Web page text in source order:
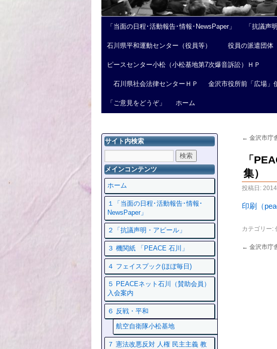
「当面の日程･活動報告･情報･NewsPaper」 「抗議声
石川県平和運動センター（役員等） 役員の派遣団体
ピースセンター小松（小松基地第7次爆音訴訟）ＨＰ
石川県社会法律センターＨＰ 金沢市役所前「広場」
「ご意見をどうぞ」 ホーム
← 金沢市庁
「
集）
投稿日:
印刷（
カテゴリー:
← 金沢市庁
サイト内検索
メインコンテンツ
ホーム
１「当面の日程･活動報告･情報･
NewsPaper」
２「抗議声明・アピール」
３ 機関紙 「PEACE 石川」
４ フェイスプック(ほぼ毎日)
５ PEACEネット石川（賛助会員）
入会案内
６ 反戦・平和
航空自衛隊小松基地
７ 憲法改悪反対 人権 民主主義 教